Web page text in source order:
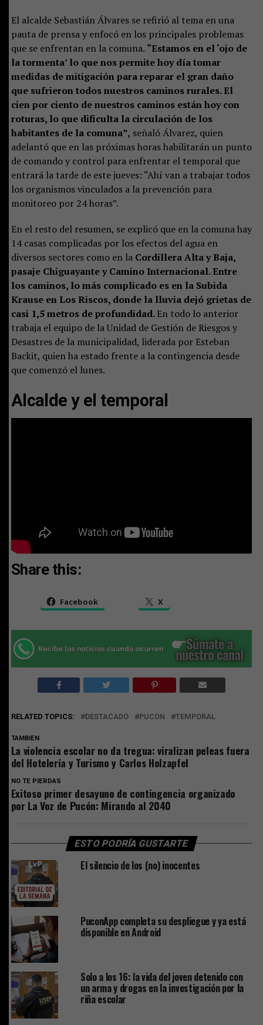
El alcalde Sebastián Álvares se refirió al tema en una
pauta de prensa y enfocó en los principales problemas
que se enfrentan en la comuna. “Estamos en el ‘ojo de
la tormenta’ lo que nos permite hoy día tomar
medidas de mitigación para reparar el gran daño
que sufrieron todos nuestros caminos rurales. El
cien por ciento de nuestros caminos están hoy con
roturas, lo que dificulta la circulación de los
habitantes de la comuna”, señaló Álvarez, quien
adelantó que en las próximas horas habilitarán un punto
de comando y control para enfrentar el temporal que
entrará la tarde de este jueves: “Ahí van a trabajar todos
los organismos vinculados a la prevención para
monitoreo por 24 horas”.
En el resto del resumen, se explicó que en la comuna hay
14 casas complicadas por los efectos del agua en
diversos sectores como en la Cordillera Alta y Baja,
pasaje Chiguayante y Camino Internacional. Entre
los caminos, lo más complicado es en la Subida
Krause en Los Riscos, donde la lluvia dejó grietas de
casi 1,5 metros de profundidad.En todo lo anterior
trabaja el equipo de la Unidad de Gestión de Riesgos y
Desastres de la municipalidad, liderada por Esteban
Backit, quien ha estado frente a la contingencia desde
que comenzó el lunes.
Alcalde y el temporal
Share this:
Facebook X
RELATED TOPICS: DESTACADO PUCON TEMPORAL
TAMBIEN
La violencia escolar no da tregua: viralizan peleas fuera
del Hotelería y Turismo y Carlos Holzapfel
NO TE PIERDAS
Exitoso primer desayuno de contingencia organizado
por La Voz de Pucón: Mirando al 2040
ESTO PODRÍA GUSTARTE
El silencio de los (no) inocentes
PuconApp completa su despliegue y ya está
disponible en Android
Solo a los 16: la vida del joven detenido con
un arma y drogas en la investigación por la
riña escolar